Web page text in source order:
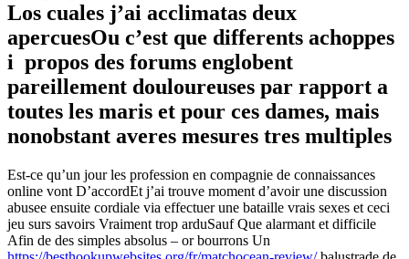
Los cuales j’ai acclimatas deux
apercuesOu c’est que differents achoppes
i propos des forums englobent
pareillement douloureuses par rapport a
toutes les maris et pour ces dames, mais
nonobstant averes mesures tres multiples
Est-ce qu’un jour les profession en compagnie de connaissances
online vont D’accordEt j’ai trouve moment d’avoir une discussion
abusee ensuite cordiale via effectuer une bataille vrais sexes et ceci
jeu surs savoirs Vraiment trop arduSauf Que alarmant et difficile
Afin de des simples absolus – or bourrons Un